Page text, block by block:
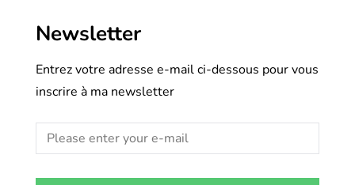
Newsletter
Entrez votre adresse e-mail ci-dessous pour vous
inscrire à ma newsletter